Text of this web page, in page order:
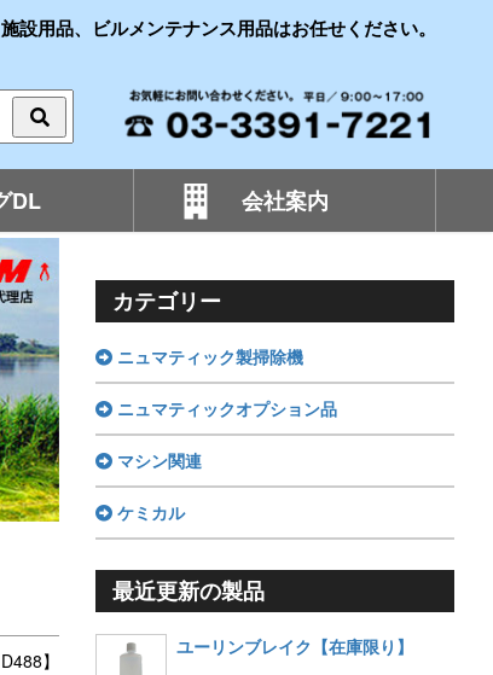
用品、ビルメンテナンス用品はお任せください。
DL 会社案内
】
カテゴリー
ニュマティック製掃除機
ニュマティックオプション品
マシン関連
ケミカル
最近更新の製品
ユーリンブレイク【在庫限り】